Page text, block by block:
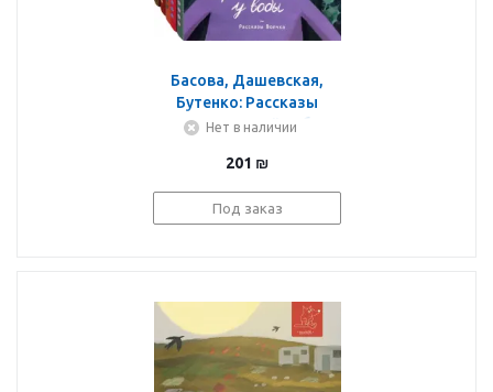
Басова, Дашевская,
Бутенко: Рассказы
Волчка. Второй набор.
Нет в наличии
201 ₪
Под заказ